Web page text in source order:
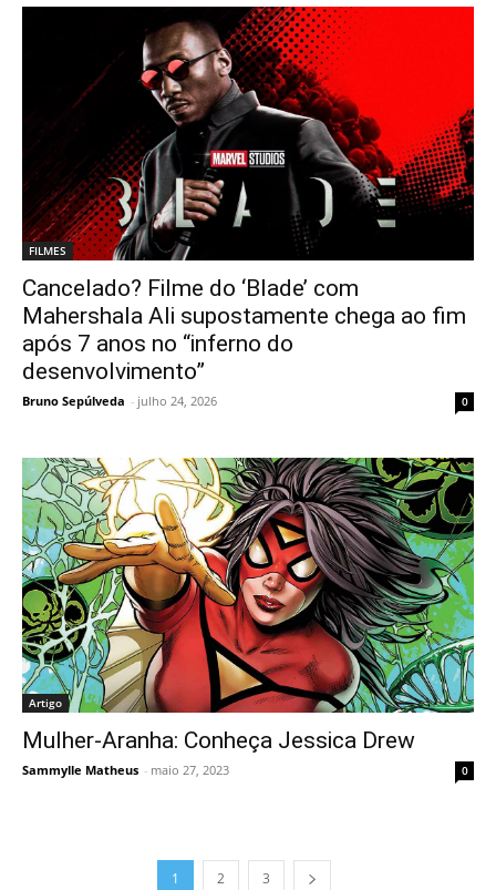
FILMES
Cancelado? Filme do ‘Blade’ com
Mahershala Ali supostamente chega ao fim
após 7 anos no “inferno do
desenvolvimento”
Bruno Sepúlveda - julho 24, 2026 0
Artigo
Mulher-Aranha: Conheça Jessica Drew
Sammylle Matheus - maio 27, 2023 0
1 2 3